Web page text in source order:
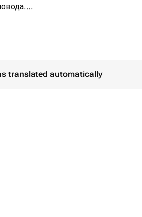
или воздушные шары.
с вашим пожеланием. Так
и доставим по точному
translated automatically